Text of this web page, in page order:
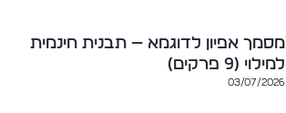
מסמך אפיון לדוגמא — תבנית חינמית
למילוי (9 פרקים)
03/07/2026